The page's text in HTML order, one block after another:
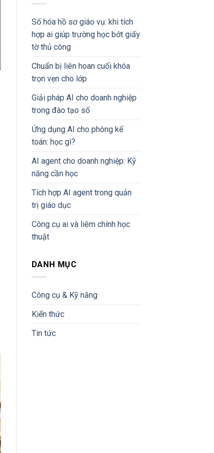
Số hóa hồ sơ giáo vụ: khi tích
hợp ai giúp trường học bớt giấy
tờ thủ công
Chuẩn bị liên hoan cuối khóa
trọn vẹn cho lớp
Giải pháp AI cho doanh nghiệp
trong đào tạo số
Ứng dụng AI cho phòng kế
toán: học gì?
AI agent cho doanh nghiệp: Kỹ
năng cần học
Tích hợp AI agent trong quản
trị giáo dục
Công cụ ai và liêm chính học
thuật
DANH MỤC
Công cụ & Kỹ năng
Kiến thức
Tin tức